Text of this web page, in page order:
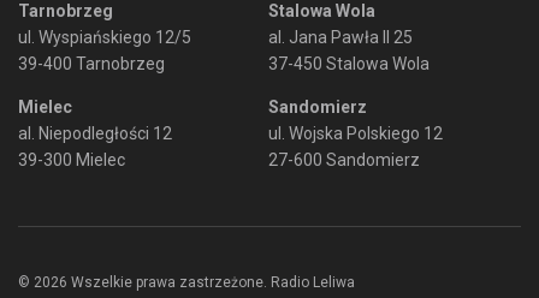
Tarnobrzeg
ul. Wyspiańskiego 12/5
39-400 Tarnobrzeg
Mielec
al. Niepodległości 12
39-300 Mielec
Stalowa Wola
al. Jana Pawła II 25
37-450 Stalowa Wola
Sandomierz
ul. Wojska Polskiego 12
27-600 Sandomierz
© 2026 Wszelkie prawa zastrzeżone. Radio Leliwa